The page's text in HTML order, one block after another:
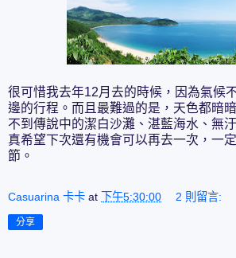
很可惜我去年12月去的時候，因為氣候
邊的行程。而且最難過的是，天色都暗
不到傳說中的潔白沙灘、湛藍海水、無
真希望下次還有機會可以再去一次，一
節。
Casuarina 卡卡 at 下午5:30:00 2 則留言:
分享